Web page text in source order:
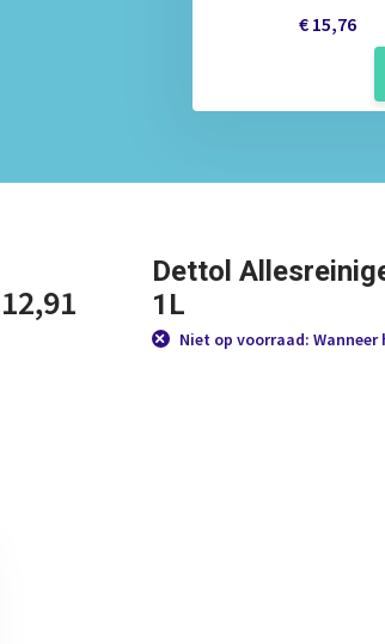
€ 15,76
Dettol
1L
Niet op voorraad: